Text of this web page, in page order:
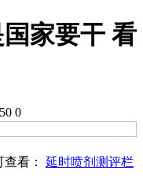
家要干 看
0
看： 延时喷剂测评栏